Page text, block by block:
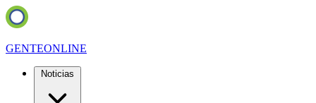
GENTEONLINE
Noticias